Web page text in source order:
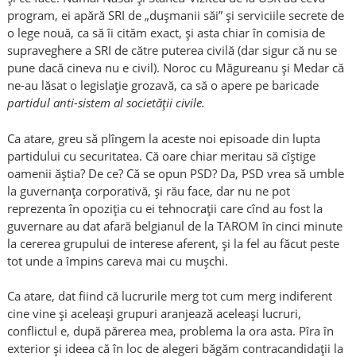
program, ei apără SRI de „dușmanii săi” și serviciile secrete de
o lege nouă, ca să îi cităm exact, și asta chiar în comisia de
supraveghere a SRI de către puterea civilă (dar sigur că nu se
pune dacă cineva nu e civil). Noroc cu Măgureanu și Medar că
ne-au lăsat o legislație grozavă, ca să o apere pe baricade
partidul anti-sistem al societății civile.
Ca atare, greu să plîngem la aceste noi episoade din lupta
partidului cu securitatea. Că oare chiar meritau să cîștige
oamenii ăștia? De ce? Că se opun PSD? Da, PSD vrea să umble
la guvernanța corporativă, și rău face, dar nu ne pot
reprezenta în opoziția cu ei tehnocrații care cînd au fost la
guvernare au dat afară belgianul de la TAROM în cinci minute
la cererea grupului de interese aferent, și la fel au făcut peste
tot unde a împins careva mai cu mușchi.
Ca atare, dat fiind că lucrurile merg tot cum merg indiferent
cine vine și aceleași grupuri aranjează aceleași lucruri,
conflictul e, după părerea mea, problema la ora asta. Pîra în
exterior și ideea că în loc de alegeri băgăm contracandidații la